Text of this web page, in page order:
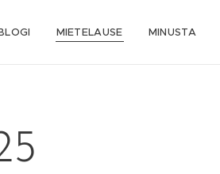
MIETELAUSE MINUSTA